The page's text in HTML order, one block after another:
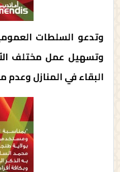
وتدعو السلطات
وتسهيل عمل مختلف
البقاء في المنازل وعدم